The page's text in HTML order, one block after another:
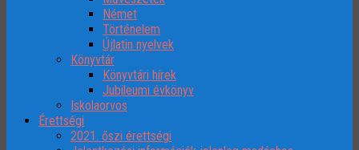
Német
Történelem
Újlatin nyelvek
Könyvtár
Könyvtári hírek
Jubileumi évkönyv
Iskolaorvos
Érettségi
2021. őszi érettségi